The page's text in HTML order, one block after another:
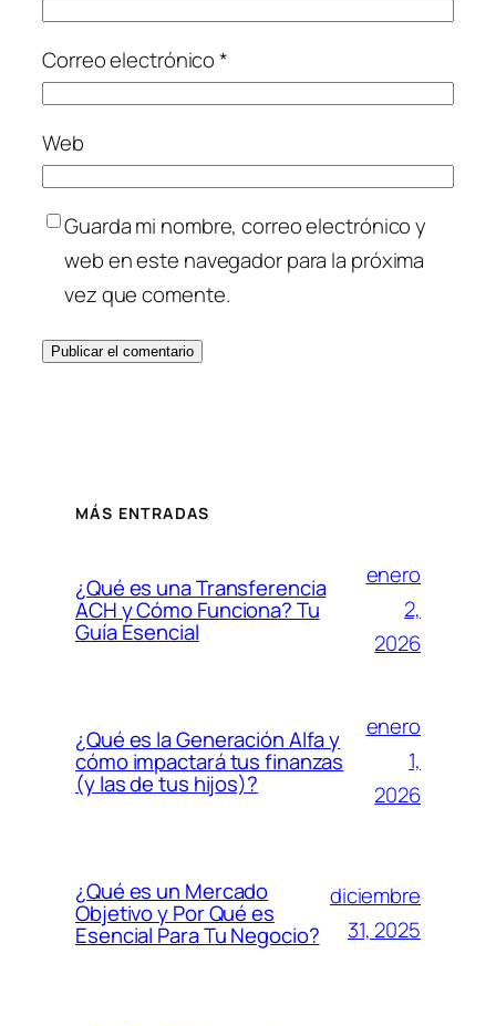
Correo electrónico*
Web
Guarda mi nombre, correo electrónico y
web en este navegador para la próxima
vez que comente.
MÁS ENTRADAS
¿Qué es una Transferencia
ACH y Cómo Funciona? Tu
Guía Esencial
enero
2,
2026
¿Qué es la Generación Alfa y
cómo impactará tus finanzas
(y las de tus hijos)?
enero
1,
2026
¿Qué es un Mercado
Objetivo y Por Qué es
Esencial Para Tu Negocio?
diciembre
31, 2025